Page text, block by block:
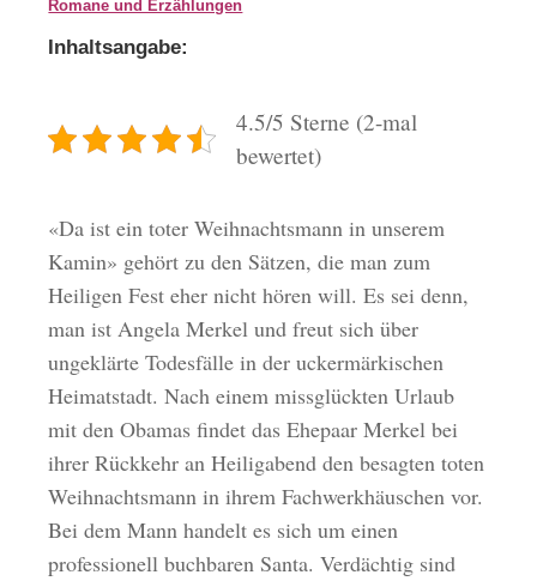
Romane und Erzählungen
Inhaltsangabe:
4.5/5 Sterne (2-mal
bewertet)
«Da ist ein toter Weihnachtsmann in unserem
Kamin» gehört zu den Sätzen, die man zum
Heiligen Fest eher nicht hören will. Es sei denn,
man ist Angela Merkel und freut sich über
ungeklärte Todesfälle in der uckermärkischen
Heimatstadt. Nach einem missglückten Urlaub
mit den Obamas findet das Ehepaar Merkel bei
ihrer Rückkehr an Heiligabend den besagten toten
Weihnachtsmann in ihrem Fachwerkhäuschen vor.
Bei dem Mann handelt es sich um einen
professionell buchbaren Santa. Verdächtig sind